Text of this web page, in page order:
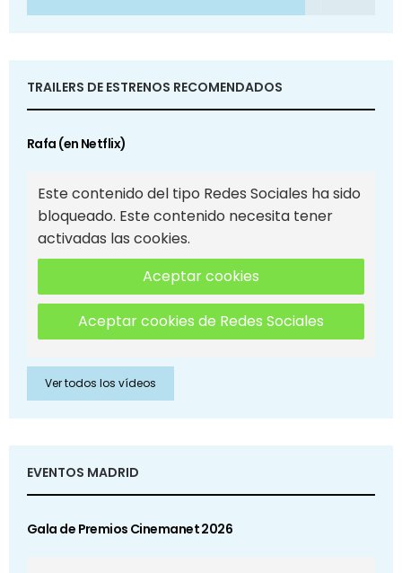
TRAILERS DE ESTRENOS RECOMENDADOS
Rafa (en Netflix)
Este contenido del tipo Redes Sociales ha sido
bloqueado. Este contenido necesita tener
activadas las cookies.
Aceptar cookies
Aceptar cookies de Redes Sociales
Ver todos los vídeos
EVENTOS MADRID
Gala de Premios Cinemanet 2026